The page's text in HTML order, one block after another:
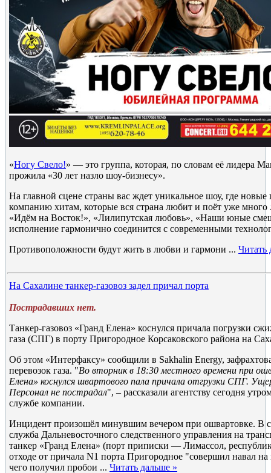
«Ногу Свело!» — это группа, которая, по словам её лидера
прожила «30 лет назло шоу-бизнесу».
На главной сцене страны вас ждет уникальное шоу, где новые
компанию хитам, которые вся страна любит и поёт уже
«Идём на Восток!», «Лилипутская любовь», «Наши юные
исполнение гармонично соединится с современными
Противоположности будут жить в любви и гармони ... Читать
На Сахалине танкер-газовоз задел причал порта
Пострадавших нет.
Танкер-газовоз «Гранд Елена» коснулся причала погрузки
газа (СПГ) в порту Пригородное Корсаковского района на
Об этом «Интерфаксу» сообщили в Sakhalin Energy,
перевозок газа. "Во вторник в 18:30 местного времени при
Елена» коснулся швартового пала причала отгрузки СПГ.
Персонал не пострадал", – рассказали агентству сегодня
службе компании.
Инцидент произошёл минувшим вечером при ошвартовке. В
служба Дальневосточного следственного управления на
танкер «Гранд Елена» (порт приписки — Лимассол,
отходе от причала N1 порта Пригородное "совершил навал на
чего получил пробои ... Читать дальше »